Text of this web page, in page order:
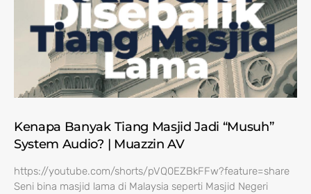
Kenapa Banyak Tiang Masjid Jadi “Musuh”
System Audio? | Muazzin AV
https://youtube.com/shorts/pVQ0EZBkFFw?feature=share
Seni bina masjid lama di Malaysia seperti Masjid Negeri